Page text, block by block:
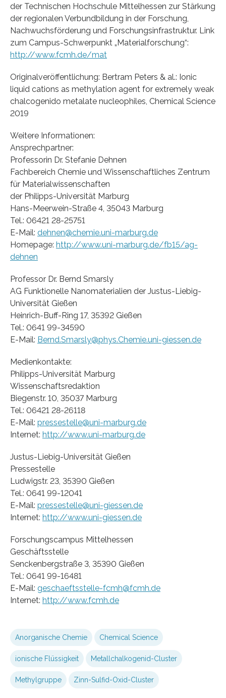
der Technischen Hochschule Mittelhessen zur Stärkung
der regionalen Verbundbildung in der Forschung,
Nachwuchsförderung und Forschungsinfrastruktur. Link
zum Campus-Schwerpunkt „Materialforschung“:
http://www.fcmh.de/mat
Originalveröffentlichung: Bertram Peters & al.: Ionic
liquid cations as methylation agent for extremely weak
chalcogenido metalate nucleophiles, Chemical Science
2019
Weitere Informationen:
Ansprechpartner:
Professorin Dr. Stefanie Dehnen
Fachbereich Chemie und Wissenschaftliches Zentrum
für Materialwissenschaften
der Philipps-Universität Marburg
Hans-Meerwein-Straße 4, 35043 Marburg
Tel.: 06421 28-25751
E-Mail: dehnen@chemie.uni-marburg.de
Homepage: http://www.uni-marburg.de/fb15/ag-
dehnen
Professor Dr. Bernd Smarsly
AG Funktionelle Nanomaterialien der Justus-Liebig-
Universität Gießen
Heinrich-Buff-Ring 17, 35392 Gießen
Tel.: 0641 99-34590
E-Mail: Bernd.Smarsly@phys.Chemie.uni-giessen.de
Medienkontakte:
Philipps-Universität Marburg
Wissenschaftsredaktion
Biegenstr. 10, 35037 Marburg
Tel.: 06421 28-26118
E-Mail: pressestelle@uni-marburg.de
Internet: http://www.uni-marburg.de
Justus-Liebig-Universität Gießen
Pressestelle
Ludwigstr. 23, 35390 Gießen
Tel.: 0641 99-12041
E-Mail: pressestelle@uni-giessen.de
Internet: http://www.uni-giessen.de
Forschungscampus Mittelhessen
Geschäftsstelle
Senckenbergstraße 3, 35390 Gießen
Tel.: 0641 99-16481
E-Mail: geschaeftsstelle-fcmh@fcmh.de
Internet: http://www.fcmh.de
Anorganische Chemie Chemical Science
ionische Flüssigkeit Metallchalkogenid-Cluster
Methylgruppe Zinn-Sulfid-Oxid-Cluster